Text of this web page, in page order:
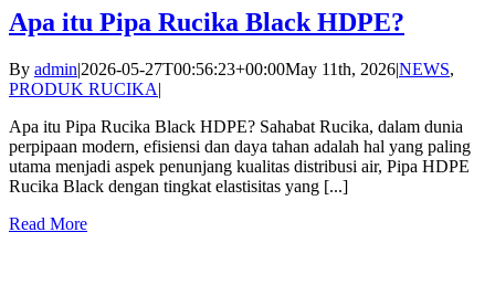
Apa itu Pipa Rucika Black HDPE?
By admin|2026-05-27T00:56:23+00:00May 11th, 2026|NEWS,
PRODUK RUCIKA|
Apa itu Pipa Rucika Black HDPE? Sahabat Rucika, dalam dunia
perpipaan modern, efisiensi dan daya tahan adalah hal yang paling
utama menjadi aspek penunjang kualitas distribusi air, Pipa HDPE
Rucika Black dengan tingkat elastisitas yang [...]
Read More